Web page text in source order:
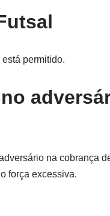
permitido.
na cobrança
força excessiva.